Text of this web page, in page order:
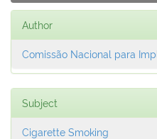
Author
Comissão Nacional para
Subject
Cigarette Smoking